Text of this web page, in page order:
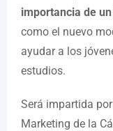
importancia de
como el nuevo
ayudar a los
estudios.
Será impartida
Marketing de la